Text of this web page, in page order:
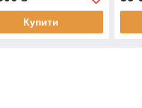
Купити